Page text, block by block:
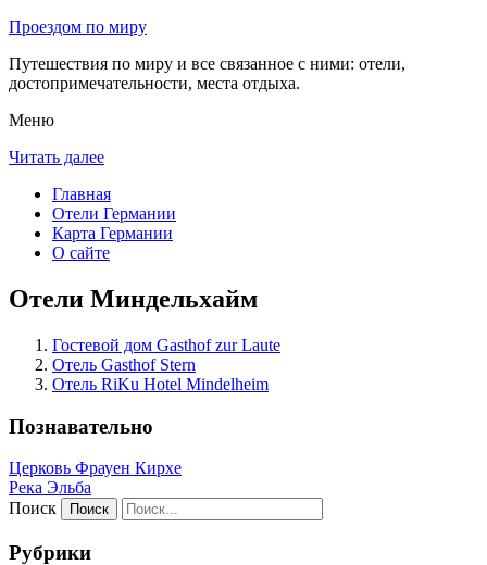
Проездом по миру
Путешествия по миру и все связанное с ними: отели,
достопримечательности, места отдыха.
Меню
Читать далее
Главная
Отели Германии
Карта Германии
О сайте
Отели Миндельхайм
Гостевой дом Gasthof zur Laute
Отель Gasthof Stern
Отель RiKu Hotel Mindelheim
Познавательно
Церковь Фрауен Кирхе
Река Эльба
Поиск
Рубрики